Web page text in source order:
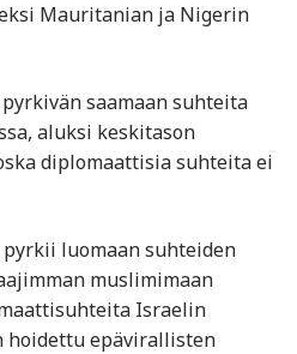
Mauritanian ja Nigerin
saamaan suhteita
aluksi keskitason
diplomaattisia suhteita ei
luomaan suhteiden
muslimimaan
Israelin
hoidettu epävirallisten